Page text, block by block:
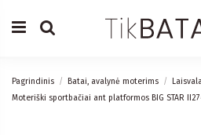
Pagrindinis Batai, avalynė moterims
Moteriški sportbačiai ant platformos BIG STAR